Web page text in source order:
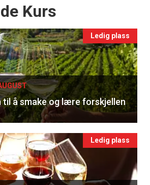
Kurs
Ledig plass
til å smake og lære forskjellen
Ledig plass